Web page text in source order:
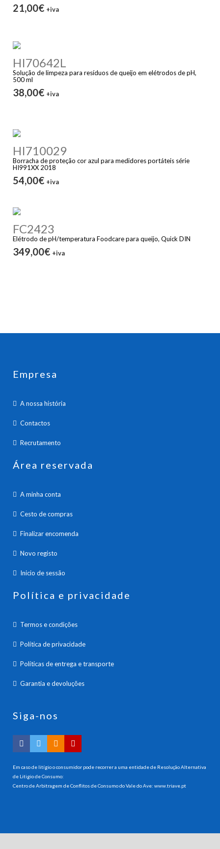
21,00€ +iva
HI70642L
Solução de limpeza para resíduos de queijo em elétrodos de pH,
500 ml
38,00€ +iva
HI710029
Borracha de proteção cor azul para medidores portáteis série
HI991XX 2018
54,00€ +iva
FC2423
Elétrodo de pH/temperatura Foodcare para queijo, Quick DIN
349,00€ +iva
Empresa
A nossa história
Contactos
Recrutamento
Área reservada
A minha conta
Cesto de compras
Finalizar encomenda
Novo registo
Inicio de sessão
Política e privacidade
Termos e condições
Política de privacidade
Políticas de entrega e transporte
Garantia e devoluções
Siga-nos
Em caso de litígio o consumidor pode recorrer a uma entidade de Resolução Alternativa
de Litigio de Consumo:
Centro de Arbitragem de Conflitos de Consumo do Vale do Ave:www.triave.pt